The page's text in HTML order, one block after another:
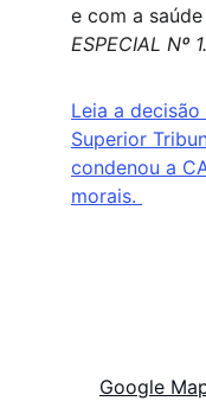
e com a
ESPECIAL Nº
Leia a
Superior
condenou a
morais.
Google